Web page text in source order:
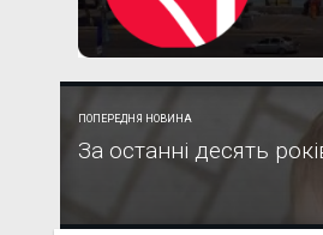
ПОПЕРЕДНЯ НОВИНА
За останні десять